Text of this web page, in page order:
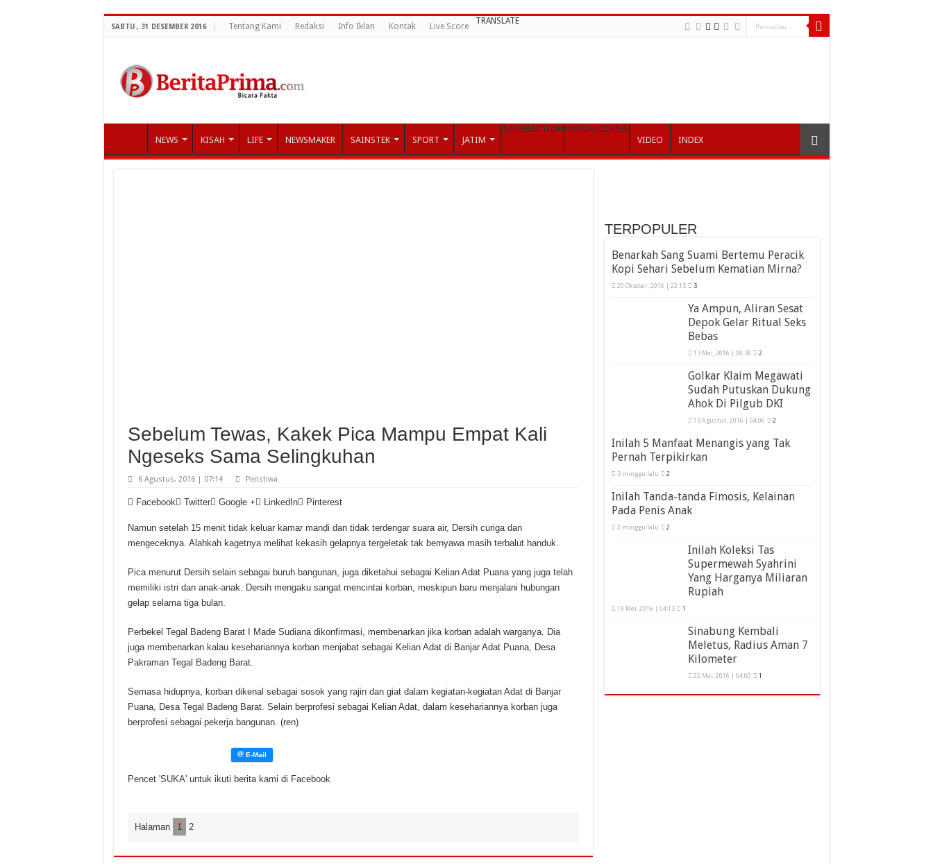
SABTU , 31 DESEMBER 2016 Tentang Kami Redaksi Info Iklan Kontak Live Score
TRANSLATE
NEWS KISAH LIFE NEWSMAKER SAINSTEK SPORT JATIM
INDOELECTION SYARIAHCENTER
VIDEO
INDEX
Sebelum Tewas, Kakek Pica Mampu Empat Kali
Ngeseks Sama Selingkuhan
6 Agustus, 2016 | 07:14 Peristiwa
Facebook Twitter Google + LinkedIn Pinterest
Namun setelah 15 menit tidak keluar kamar mandi dan tidak terdengar suara air, Dersih curiga dan
mengeceknya. Alahkah kagetnya melihat kekasih gelapnya tergeletak tak bernyawa masih terbalut handuk.
Pica menurut Dersih selain sebagai buruh bangunan, juga diketahui sebagai Kelian Adat Puana yang juga telah
memiliki istri dan anak-anak. Dersih mengaku sangat mencintai korban, meskipun baru menjalani hubungan
gelap selama tiga bulan.
Perbekel Tegal Badeng Barat I Made Sudiana dikonfirmasi, membenarkan jika korban adalah warganya. Dia
juga membenarkan kalau kesehariannya korban menjabat sebagai Kelian Adat di Banjar Adat Puana, Desa
Pakraman Tegal Badeng Barat.
Semasa hidupnya, korban dikenal sebagai sosok yang rajin dan giat dalam kegiatan-kegiatan Adat di Banjar
Puana, Desa Tegal Badeng Barat. Selain berprofesi sebagai Kelian Adat, dalam kesehariannya korban juga
berprofesi sebagai pekerja bangunan. (ren)
Pencet 'SUKA' untuk ikuti berita kami di Facebook
Halaman 1 2
TERPOPULER
Benarkah Sang Suami Bertemu Peracik
Kopi Sehari Sebelum Kematian Mirna?
20 Oktober, 2016 | 22:13 3
Ya Ampun, Aliran Sesat
Depok Gelar Ritual Seks
Bebas
13 Mei, 2016 | 08:39 2
Golkar Klaim Megawati
Sudah Putuskan Dukung
Ahok Di Pilgub DKI
13 Agustus, 2016 | 04:06 2
Inilah 5 Manfaat Menangis yang Tak
Pernah Terpikirkan
3 minggu lalu 2
Inilah Tanda-tanda Fimosis, Kelainan
Pada Penis Anak
2 minggu lalu 2
Inilah Koleksi Tas
Supermewah Syahrini
Yang Harganya Miliaran
Rupiah
19 Mei, 2016 | 04:13 1
Sinabung Kembali
Meletus, Radius Aman 7
Kilometer
22 Mei, 2016 | 04:00 1